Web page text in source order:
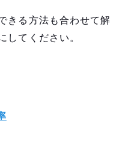
きる方法も合わせて解
てください。